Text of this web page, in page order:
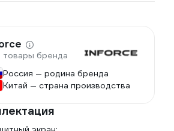
товары бренда
Россия — родина бренда
Китай — страна производства